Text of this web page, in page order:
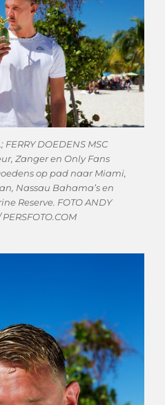
FERRY DOEDENS MSC
Zanger en Only Fans
op pad naar Miami,
Nassau Bahama’s en
Reserve. FOTO ANDY